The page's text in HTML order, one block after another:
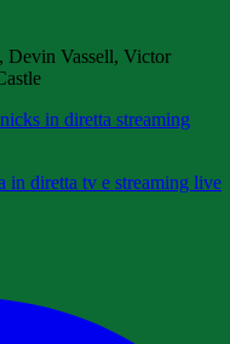
Devin Vassell, Victor
in diretta streaming
in diretta tv e streaming live